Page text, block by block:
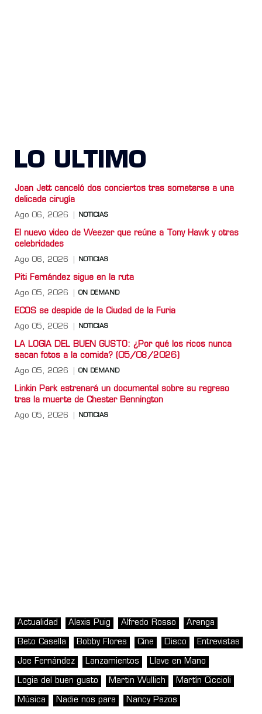
LO ULTIMO
Joan Jett canceló dos conciertos tras someterse a una
delicada cirugía
Ago 06, 2026 NOTICIAS
El nuevo video de Weezer que reúne a Tony Hawk y otras
celebridades
Ago 06, 2026 NOTICIAS
Piti Fernández sigue en la ruta
Ago 05, 2026 ON DEMAND
ECOS se despide de la Ciudad de la Furia
Ago 05, 2026 NOTICIAS
LA LOGIA DEL BUEN GUSTO: ¿Por qué los ricos nunca
sacan fotos a la comida? (05/08/2026)
Ago 05, 2026 ON DEMAND
Linkin Park estrenará un documental sobre su regreso
tras la muerte de Chester Bennington
Ago 05, 2026 NOTICIAS
Actualidad Alexis Puig Alfredo Rosso Arenga
Beto Casella Bobby Flores Cine Disco Entrevistas
Joe Fernández Lanzamientos Llave en Mano
Logia del buen gusto Martin Wullich Martín Ciccioli
Música Nadie nos para Nancy Pazos